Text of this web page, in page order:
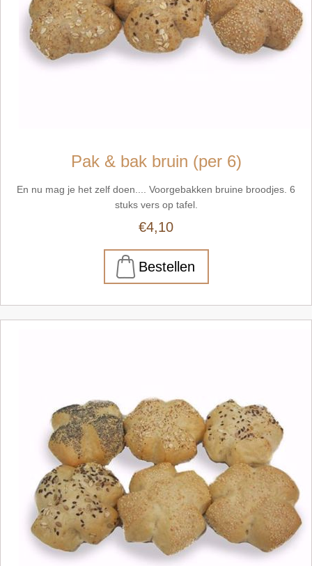
Pak & bak bruin (per 6)
En nu mag je het zelf doen.... Voorgebakken bruine broodjes. 6
stuks vers op tafel.
€4,10